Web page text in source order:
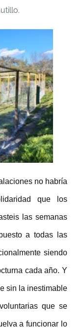
no habría
que los
las semanas
a todas las
siendo
cada año. Y
sin la inestimable
que se
a funcionar lo